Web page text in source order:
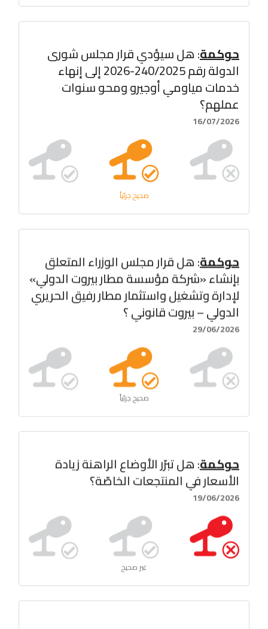
حوكمة: هل سيؤدي قرار مجلس شورى
الدولة رقم 240/2025-2026 إلى إنهاء
خدمات مياومي أوجيرو ومحو سنوات
عملهم؟
16/07/2026
صحيح جزئياً
حوكمة: هل قرار مجلس الوزراء المتعلق
بإنشاء «شركة مؤسسة مطار بيروت الدولي»
لإدارة وتشغيل واستثمار مطار رفيق الحريري
الدولي – بيروت قانوني ؟
29/06/2026
صحيح جزئياً
حوكمة: هل تبرّر الأوضاع الراهنة زيادة
الأسعار في المنتجعات الخاصّة؟
19/06/2026
غير صحيح